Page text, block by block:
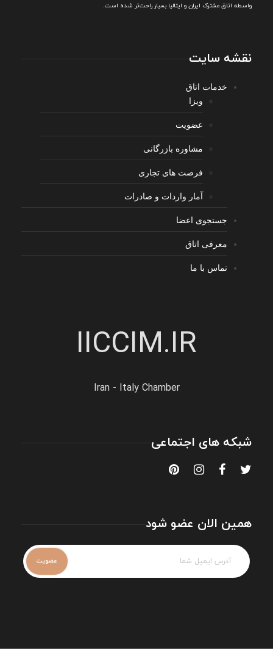
واسطه اتاق مشترک ایران و ایتالیا بسیار راحت‌تر شده است.
نقشه سایت
خدمات اتاق
ویزا
عضویت
مشاوره بازرگانی
فرصت های تجاری
آمار واردات و صادرات
جستجوی اعضا
معرفی اتاق
تماس با ما
IICCIM.IR
Iran - Italy Chamber
شبکه های اجتماعی
همین الان عضو شود